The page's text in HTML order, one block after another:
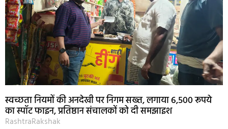
स्वच्छता नियमों की अनदेखी पर निगम सख्त, लगाया 6,500 रूपये
का स्पॉट फाइन, प्रतिष्ठान संचालकों को दी समझाइश
RashtraRakshak